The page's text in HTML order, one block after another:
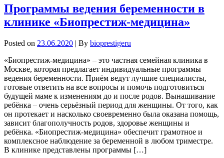
Программы ведения беременности в
клинике «Биопрестиж-медицина»
Posted on 23.06.2020 | By bioprestigeru
«Биопрестиж-медицина» – это частная семейная клиника в
Москве, которая предлагает индивидуальные программы
ведения беременности. Приём ведут лучшие специалисты,
готовые ответить на все вопросы и помочь подготовиться
будущей маме к изменениям до и после родов. Вынашивание
ребёнка – очень серьёзный период для женщины. От того, как
он протекает и насколько своевременно была оказана помощь,
зависит благополучность родов, здоровье женщины и
ребёнка. «Биопрестиж-медицина» обеспечит грамотное и
комплексное наблюдение за беременной в любом триместре.
В клинике представлены программы […]